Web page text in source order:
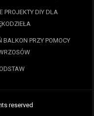
PROJEKTY DIY DLA
PRZY POMOCY
reserved